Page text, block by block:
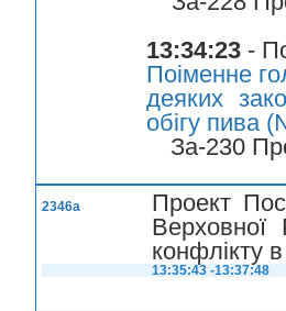
13:34:23 -
Поіменне
деяких
обігу пива
За-230
2346а
Проект
Верховної
конфлікту
13:35:43 -13:37:48